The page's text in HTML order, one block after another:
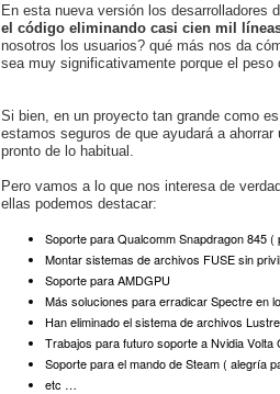
En esta nueva versión los desarrolladores
el código eliminando casi cien mil
nosotros los usuarios? qué más nos da
sea muy significativamente porque el peso
Si bien, en un proyecto tan grande como
estamos seguros de que ayudará a
pronto de lo habitual.
Pero vamos a lo que nos interesa de
ellas podemos destacar:
Soporte para Qualcomm Snapdragon 845
Montar sistemas de archivos FUSE sin
Soporte para AMDGPU
Más soluciones para erradicar Spectre en
Han eliminado el sistema de archivos Lustre
Trabajos para futuro soporte a Nvidia Volta
Soporte para el mando de Steam ( alegría
etc …